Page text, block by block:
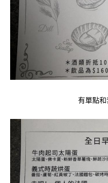
有單點和